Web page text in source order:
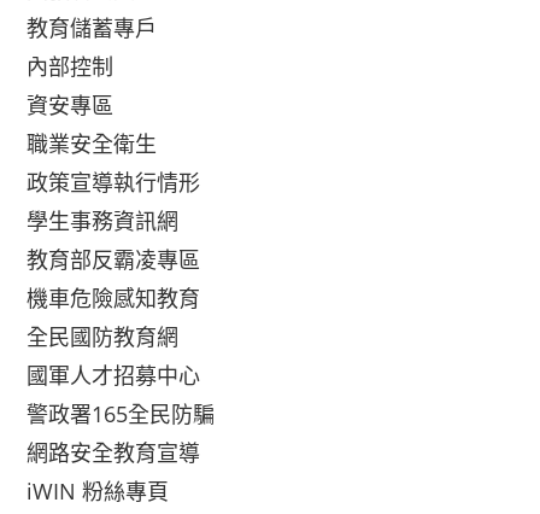
教育儲蓄專戶
內部控制
資安專區
職業安全衛生
政策宣導執行情形
學生事務資訊網
教育部反霸凌專區
機車危險感知教育
全民國防教育網
國軍人才招募中心
警政署165全民防騙
網路安全教育宣導
iWIN 粉絲專頁